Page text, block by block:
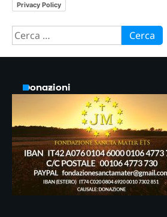
Privacy Policy
Ricerca
per:
Donazioni